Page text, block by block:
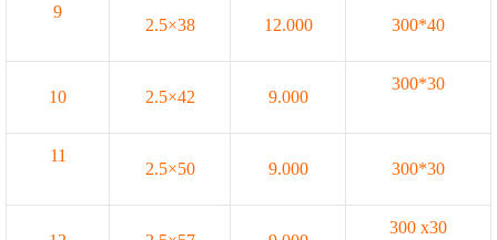
9
2.5×38 12.000 300*40
10 2.5×42 9.000
300*30
11
2.5×50 9.000 300*30
300 x30